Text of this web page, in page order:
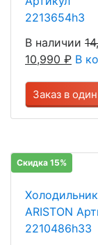
2213654h3
В наличии
10,990 ₽ В
Заказ в
Скидка 15%
ARISTON
2210486h33